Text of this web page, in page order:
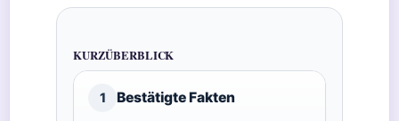
KURZÜBERBLICK
1 Bestätigte Fakten